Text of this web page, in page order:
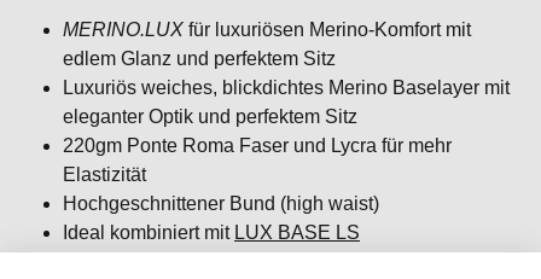
MERINO.LUX für luxuriösen Merino-Komfort mit
edlem Glanz und perfektem Sitz
Luxuriös weiches, blickdichtes Merino Baselayer mit
eleganter Optik und perfektem Sitz
220gm Ponte Roma Faser und Lycra für mehr
Elastizität
Hochgeschnittener Bund (high waist)
Ideal kombiniert mit LUX BASE LS